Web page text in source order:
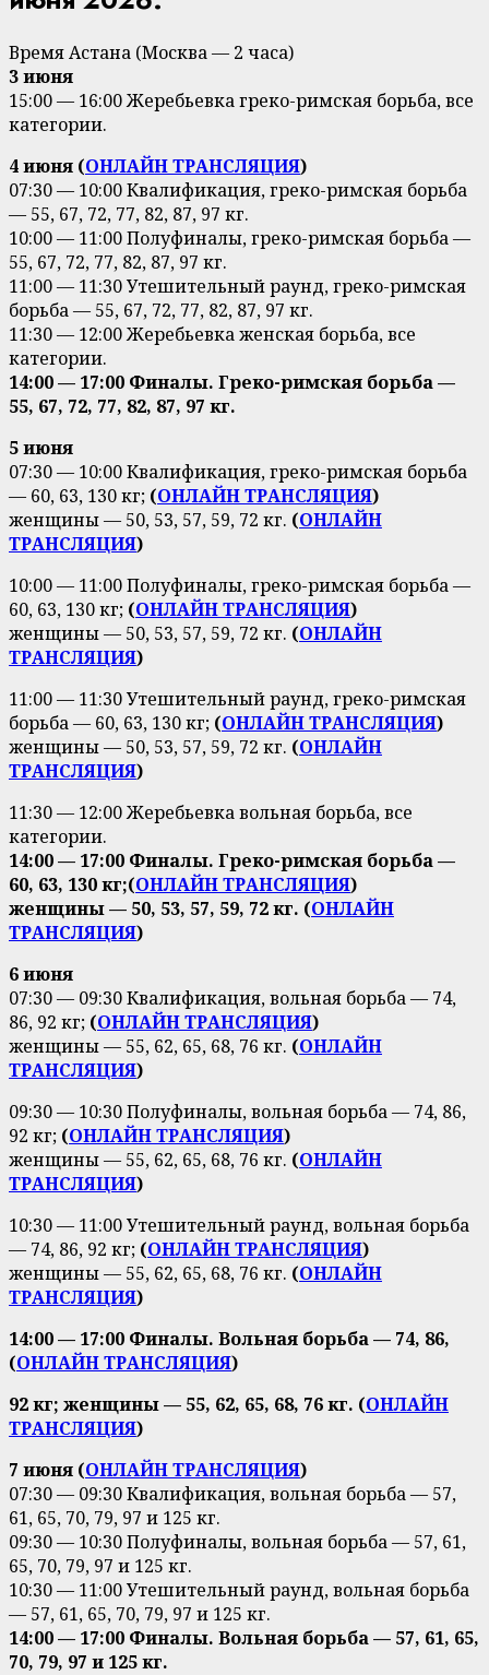
Время Астана (Москва — 2 часа)
3 июня
15:00 — 16:00 Жеребьевка греко-римская борьба, все
категории.
4 июня (ОНЛАЙН ТРАНСЛЯЦИЯ)
07:30 — 10:00 Квалификация, греко-римская борьба
— 55, 67, 72, 77, 82, 87, 97 кг.
10:00 — 11:00 Полуфиналы, греко-римская борьба —
55, 67, 72, 77, 82, 87, 97 кг.
11:00 — 11:30 Утешительный раунд, греко-римская
борьба — 55, 67, 72, 77, 82, 87, 97 кг.
11:30 — 12:00 Жеребьевка женская борьба, все
категории.
14:00 — 17:00 Финалы. Греко-римская борьба —
55, 67, 72, 77, 82, 87, 97 кг.
5 июня
07:30 — 10:00 Квалификация, греко-римская борьба
— 60, 63, 130 кг; (ОНЛАЙН ТРАНСЛЯЦИЯ)
женщины — 50, 53, 57, 59, 72 кг. (ОНЛАЙН
ТРАНСЛЯЦИЯ)
10:00 — 11:00 Полуфиналы, греко-римская борьба —
60, 63, 130 кг; (ОНЛАЙН ТРАНСЛЯЦИЯ)
женщины — 50, 53, 57, 59, 72 кг. (ОНЛАЙН
ТРАНСЛЯЦИЯ)
11:00 — 11:30 Утешительный раунд, греко-римская
борьба — 60, 63, 130 кг; (ОНЛАЙН ТРАНСЛЯЦИЯ)
женщины — 50, 53, 57, 59, 72 кг. (ОНЛАЙН
ТРАНСЛЯЦИЯ)
11:30 — 12:00 Жеребьевка вольная борьба, все
категории.
14:00 — 17:00 Финалы. Греко-римская борьба —
60, 63, 130 кг;(ОНЛАЙН ТРАНСЛЯЦИЯ)
женщины — 50, 53, 57, 59, 72 кг. (ОНЛАЙН
ТРАНСЛЯЦИЯ)
6 июня
07:30 — 09:30 Квалификация, вольная борьба — 74,
86, 92 кг; (ОНЛАЙН ТРАНСЛЯЦИЯ)
женщины — 55, 62, 65, 68, 76 кг. (ОНЛАЙН
ТРАНСЛЯЦИЯ)
09:30 — 10:30 Полуфиналы, вольная борьба — 74, 86,
92 кг; (ОНЛАЙН ТРАНСЛЯЦИЯ)
женщины — 55, 62, 65, 68, 76 кг. (ОНЛАЙН
ТРАНСЛЯЦИЯ)
10:30 — 11:00 Утешительный раунд, вольная борьба
— 74, 86, 92 кг; (ОНЛАЙН ТРАНСЛЯЦИЯ)
женщины — 55, 62, 65, 68, 76 кг. (ОНЛАЙН
ТРАНСЛЯЦИЯ)
14:00 — 17:00 Финалы. Вольная борьба — 74, 86,
(ОНЛАЙН ТРАНСЛЯЦИЯ)
92 кг; женщины — 55, 62, 65, 68, 76 кг. (ОНЛАЙН
ТРАНСЛЯЦИЯ)
7 июня (ОНЛАЙН ТРАНСЛЯЦИЯ)
07:30 — 09:30 Квалификация, вольная борьба — 57,
61, 65, 70, 79, 97 и 125 кг.
09:30 — 10:30 Полуфиналы, вольная борьба — 57, 61,
65, 70, 79, 97 и 125 кг.
10:30 — 11:00 Утешительный раунд, вольная борьба
— 57, 61, 65, 70, 79, 97 и 125 кг.
14:00 — 17:00 Финалы. Вольная борьба — 57, 61, 65,
70, 79, 97 и 125 кг.